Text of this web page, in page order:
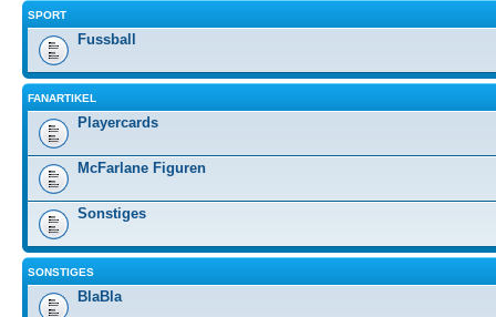
SPORT
Fussball
FANARTIKEL
Playercards
McFarlane Figuren
Sonstiges
SONSTIGES
BlaBla